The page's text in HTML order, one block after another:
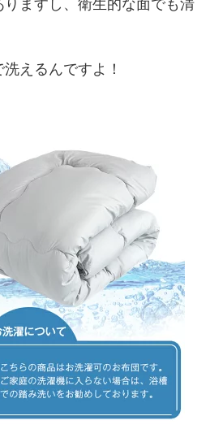
ますし、 衛生的な面でも清
洗えるんですよ！